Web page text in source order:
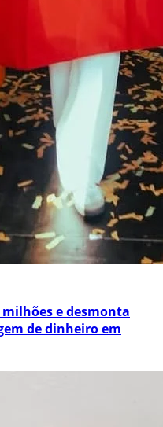
milhões e desmonta
de dinheiro em